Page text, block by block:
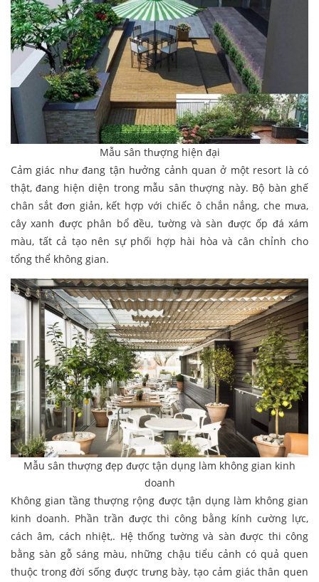
Mẫu sân thượng hiện đại
Cảm giác như đang tận hưởng cảnh quan ở một resort là có
thật, đang hiện diện trong mẫu sân thượng này. Bộ bàn ghế
chân sắt đơn giản, kết hợp với chiếc ô chắn nắng, che mưa,
cây xanh được phân bổ đều, tường và sàn được ốp đá xám
màu, tất cả tạo nên sự phối hợp hài hòa và cân chỉnh cho
tổng thể không gian.
Mẫu sân thượng đẹp được tận dụng làm không gian kinh
doanh
Không gian tầng thượng rộng được tận dụng làm không gian
kinh doanh. Phần trần được thi công bằng kính cường lực,
cách âm, cách nhiệt,. Hệ thống tường và sàn được thi công
bằng sàn gỗ sáng màu, những chậu tiểu cảnh có quả quen
thuộc trong đời sống được trưng bày, tạo cảm giác thân quen